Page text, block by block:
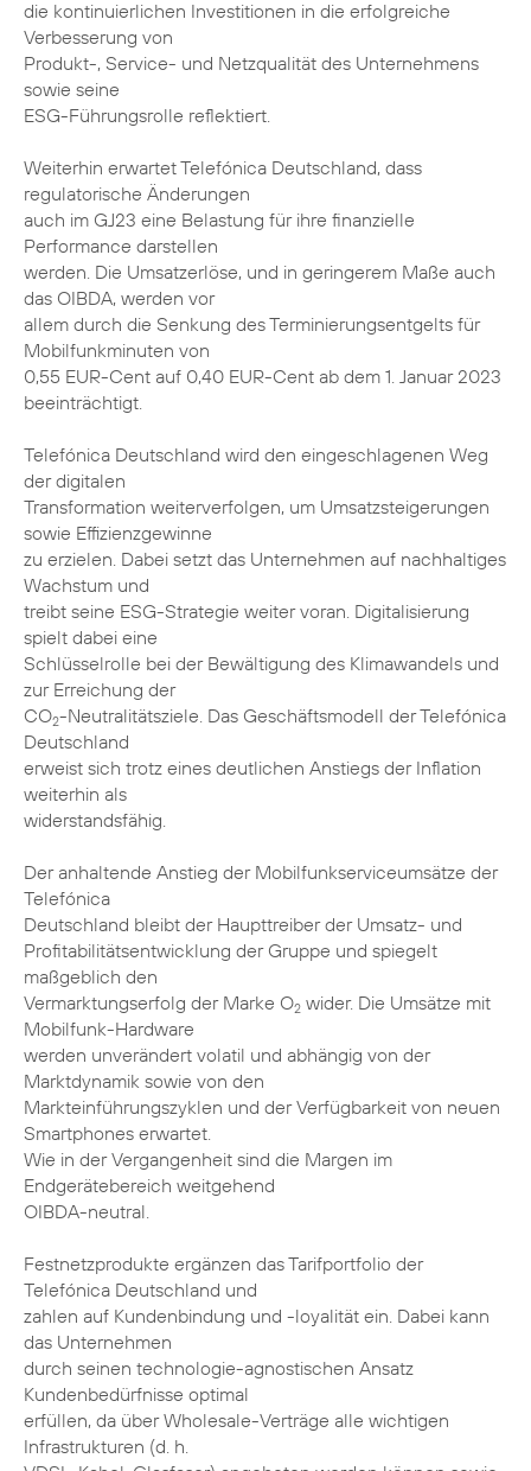
die kontinuierlichen Investitionen in die erfolgreiche
Verbesserung von
Produkt-, Service- und Netzqualität des Unternehmens
sowie seine
ESG-Führungsrolle reflektiert.
Weiterhin erwartet Telefónica Deutschland, dass
regulatorische Änderungen
auch im GJ23 eine Belastung für ihre finanzielle
Performance darstellen
werden. Die Umsatzerlöse, und in geringerem Maße auch
das OIBDA, werden vor
allem durch die Senkung des Terminierungsentgelts für
Mobilfunkminuten von
0,55 EUR-Cent auf 0,40 EUR-Cent ab dem 1. Januar 2023
beeinträchtigt.
Telefónica Deutschland wird den eingeschlagenen Weg
der digitalen
Transformation weiterverfolgen, um Umsatzsteigerungen
sowie Effizienzgewinne
zu erzielen. Dabei setzt das Unternehmen auf nachhaltiges
Wachstum und
treibt seine ESG-Strategie weiter voran. Digitalisierung
spielt dabei eine
Schlüsselrolle bei der Bewältigung des Klimawandels und
zur Erreichung der
CO2-Neutralitätsziele. Das Geschäftsmodell der Telefónica
Deutschland
erweist sich trotz eines deutlichen Anstiegs der Inflation
weiterhin als
widerstandsfähig.
Der anhaltende Anstieg der Mobilfunkserviceumsätze der
Telefónica
Deutschland bleibt der Haupttreiber der Umsatz- und
Profitabilitätsentwicklung der Gruppe und spiegelt
maßgeblich den
Vermarktungserfolg der Marke O2 wider. Die Umsätze mit
Mobilfunk-Hardware
werden unverändert volatil und abhängig von der
Marktdynamik sowie von den
Markteinführungszyklen und der Verfügbarkeit von neuen
Smartphones erwartet.
Wie in der Vergangenheit sind die Margen im
Endgerätebereich weitgehend
OIBDA-neutral.
Festnetzprodukte ergänzen das Tarifportfolio der
Telefónica Deutschland und
zahlen auf Kundenbindung und -loyalität ein. Dabei kann
das Unternehmen
durch seinen technologie-agnostischen Ansatz
Kundenbedürfnisse optimal
erfüllen, da über Wholesale-Verträge alle wichtigen
Infrastrukturen (d. h.